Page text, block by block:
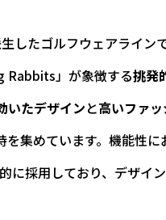
したゴルフウェアライン
Rabbits」が象徴する挑発
いたデザインと高いファ
集めています。機能性
に採用しており、デザイ